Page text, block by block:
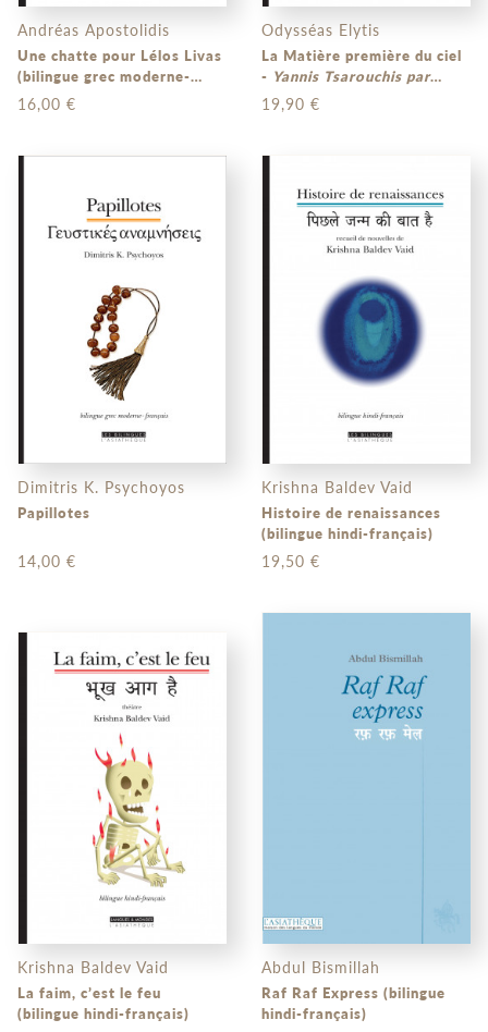
Andréas Apostolidis
Une chatte pour Lélos Livas
(bilingue grec moderne-
français)
16,00 €
Odysséas Elytis
La Matière première du ciel
- Yannis Tsarouchis par
Odysseas Elytis
grec moderne - français)
19,90 €
Dimitris K. Psychoyos
Papillotes
14,00 €
Krishna Baldev Vaid
Histoire de renaissances
(bilingue hindi-français)
19,50 €
Krishna Baldev Vaid
La faim, c’est le feu
(bilingue hindi-français)
Abdul Bismillah
Raf Raf Express (bilingue
hindi-français)